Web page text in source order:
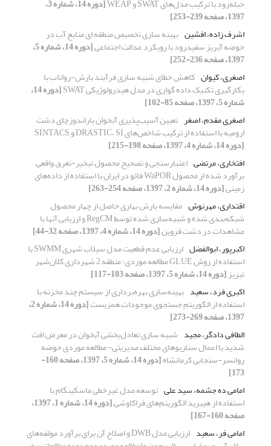
حبله‌رود با ترکیب مدل‌های SWAT و WEAP [دوره 14، شماره 3،
1397، صفحه 239-253]
اشرف زاده، افشین بهینه سازی تخصیص منطقه ای منابع آب در
حوضه آبریز سفیدرود با رویکرد عدالت اجتماعی [دوره 14، شماره 5،
1397، صفحه 236-252]
اصغری، کیوان کاهش خطای شبیه سازی فرآیند بارش-رواناب با
بکارگیری تکنیک داده گواری در مدل هیدرولوژیکی SWAT [دوره 14،
شماره 5، 1397، صفحه 85-102]
اصغری مقدم، اصغر تعیین آسیب‌پذیری آبخوان باراندوزچای دشت
ارومیه با استفاده از ترکیب شاخص‌های DRASTIC، SI و SINTACS
[دوره 14، شماره 4، 1397، صفحه 198-215]
افتخاری، مرتضی اعتبارسنجی و تصحیح محصول تبخیر-تعرق واقعی
برآورد شده از محصول WaPOR فائو در ایران با استفاده از داده‌های
زمینی[دوره 14، شماره 2، 1397، صفحه 254-263]
اقتداری، مهرنوش مقایسه بارش بهاری حاصل از چهار محصول
شبکه‌بندی شده و شبیه‌سازی شده توسط RegCM و ارزیابی آنها با
مشاهدات در دشت قزوین[دوره 14، شماره 4، 1397، صفحه 32-44]
اکبرپور، ابوالفضل
ارزیابی عدم قطعیت مدل سیلاب شهری SWMM با
استفاده از روش GLUE مطالعه موردی: منطقه 2 شهرداری کلان‌شهر
تبریز[دوره 14، شماره 5، 1397، صفحه 103-117]
اکبری فرد، سعید بهینه‌سازی بهره‌برداری از سیستم چند مخزنه با
استفاده از الگوریتم جستجوی موجودات همزیست [دوره 14، شماره 2،
1397، صفحه 269-273]
الطافی دادگر، مجید شبیه سازی تعادل‌بخشی آبخوان در معرض افت
شدید با اعمال سناریوهای مختلف مدیریتی- مطالعه موردی حوضه
روانسر-سنجابی کرمانشاه [دوره 14، شماره 5، 1397، صفحه 160-
173]
امامی ده جشمه، سید علی توسعه مدل غیرخطی ماسکینگام با
استفاده از هیبرید الگوریتم‌های فراکاوشی [دوره 14، شماره 1، 1397،
صفحه 160-167]
امامی فر، سعید
ارزیابی مدل DWB و اصلاح آن برای برآورد مولفه‌های